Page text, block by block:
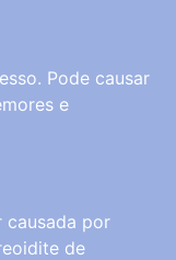
Pode causar
e
causada por
de